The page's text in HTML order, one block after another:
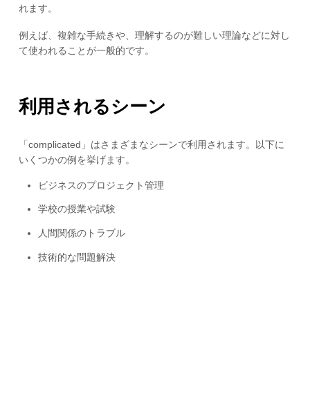
れます。
例えば、複雑な手続きや、理解するのが難しい理論などに対し
て使われることが一般的です。
利用されるシーン
「complicated」はさまざまなシーンで利用されます。以下に
いくつかの例を挙げます。
ビジネスのプロジェクト管理
学校の授業や試験
人間関係のトラブル
技術的な問題解決